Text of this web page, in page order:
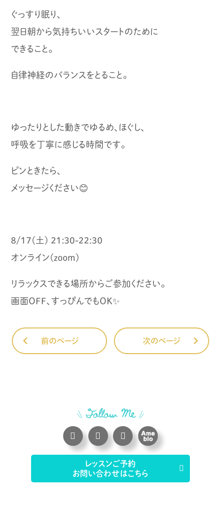
ぐっすり眠り、
翌日朝から気持ちいいスタートのために
できること。
自律神経のバランスをとること。
ゆったりとした動きでゆるめ、ほぐし、
呼吸を丁寧に感じる時間です。
ピンときたら、
メッセージください😊
8/17(土) 21:30-22:30
オンライン(zoom)
リラックスできる場所からご参加ください。
画面OFF、すっぴんでもOK✨
前のページ 次のページ
レッスンご予約
お問い合わせはこちら